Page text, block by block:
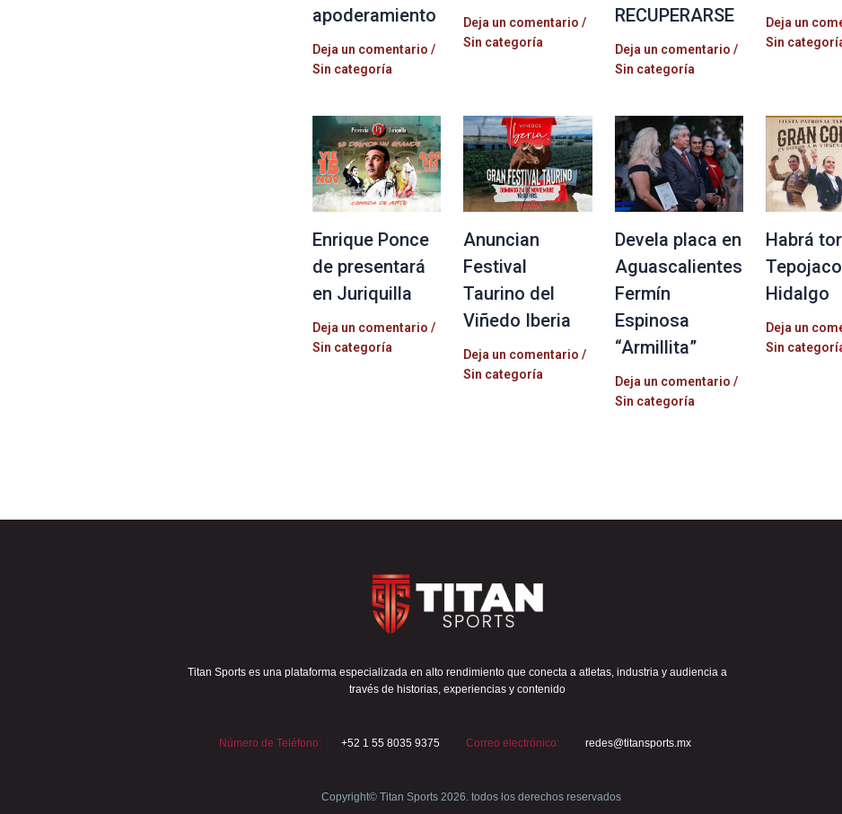
apoderamiento
Deja un comentario /
Sin categoría
Deja un comentario /
Sin categoría
RECUPERARSE
Deja un comentario /
Sin categoría
Deja un
Sin
Enrique Ponce
de presentará
en Juriquilla
Deja un comentario /
Sin categoría
Anuncian
Festival
Taurino del
Viñedo Iberia
Deja un comentario /
Sin categoría
Devela placa en
Aguascalientes
Fermín
Espinosa
“Armillita”
Deja un comentario /
Sin categoría
Habrá
Hidalgo
Deja un
Sin
Titan Sports es una plataforma especializada en alto rendimiento que conecta a atletas, industria y audiencia a
través de historias, experiencias y contenido
Número de Teléfono: +52 1 55 8035 9375 Correo electrónico: redes@titansports.mx
Copyright© Titan Sports 2026. todos los derechos reservados